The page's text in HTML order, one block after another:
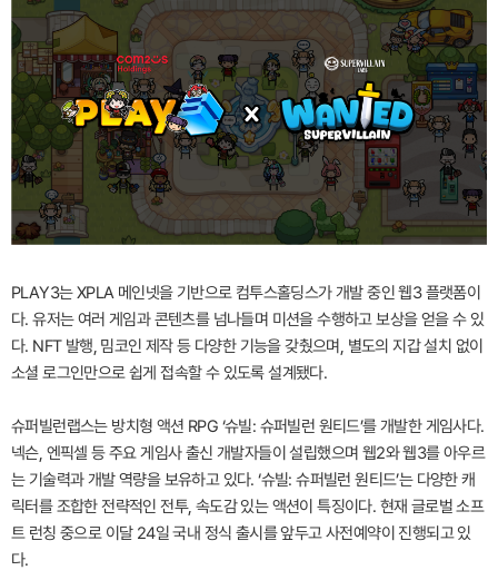
PLAY3는 XPLA 메인넷을 기반으로 컴투스홀딩스가 개발 중인 웹3 플랫폼이
다. 유저는 여러 게임과 콘텐츠를 넘나들며 미션을 수행하고 보상을 얻을 수 있
다. NFT 발행, 밈코인 제작 등 다양한 기능을 갖췄으며, 별도의 지갑 설치 없이
소셜 로그인만으로 쉽게 접속할 수 있도록 설계됐다.
슈퍼빌런랩스는 방치형 액션 RPG ‘슈빌: 슈퍼빌런 원티드’를 개발한 게임사다.
넥슨, 엔픽셀 등 주요 게임사 출신 개발자들이 설립했으며 웹2와 웹3를 아우르
는 기술력과 개발 역량을 보유하고 있다. ‘슈빌: 슈퍼빌런 원티드’는 다양한 캐
릭터를 조합한 전략적인 전투, 속도감 있는 액션이 특징이다. 현재 글로벌 소프
트 런칭 중으로 이달 24일 국내 정식 출시를 앞두고 사전예약이 진행되고 있
다.